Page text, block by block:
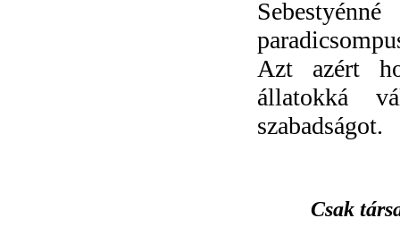
Azt azért
állatokká
szabadságot.
Csak